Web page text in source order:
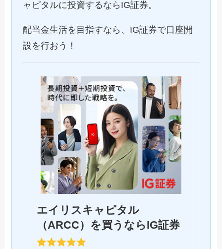
ャピタルに投資するならIG証券。
配当金生活を目指すなら、IG証券で口座開
設を行おう！
エイリスキャピタル
（ARCC）を買うならIG証券